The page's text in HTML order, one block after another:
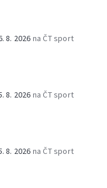
8. 2026 na ČT sport
8. 2026 na ČT sport
8. 2026 na ČT sport